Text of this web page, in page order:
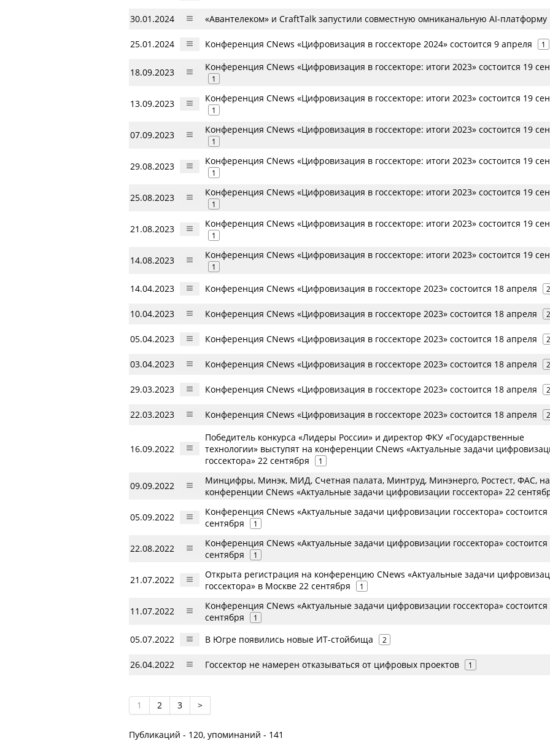
30.01.2024 «Авантелеком» и CraftTalk запустили совместную омниканальную AI-платформу
25.01.2024 Конференция CNews «Цифровизация в госсекторе 2024» состоится 9 апреля 1
18.09.2023 Конференция CNews «Цифровизация в госсекторе: итоги 2023» состоится 19
1
13.09.2023 Конференция CNews «Цифровизация в госсекторе: итоги 2023» состоится 19
1
07.09.2023 Конференция CNews «Цифровизация в госсекторе: итоги 2023» состоится 19
1
29.08.2023 Конференция CNews «Цифровизация в госсекторе: итоги 2023» состоится 19
1
25.08.2023 Конференция CNews «Цифровизация в госсекторе: итоги 2023» состоится 19
1
21.08.2023 Конференция CNews «Цифровизация в госсекторе: итоги 2023» состоится 19
1
14.08.2023 Конференция CNews «Цифровизация в госсекторе: итоги 2023» состоится 19
1
14.04.2023 Конференция CNews «Цифровизация в госсекторе 2023» состоится 18 апреля 2
10.04.2023 Конференция CNews «Цифровизация в госсекторе 2023» состоится 18 апреля 2
05.04.2023 Конференция CNews «Цифровизация в госсекторе 2023» состоится 18 апреля 2
03.04.2023 Конференция CNews «Цифровизация в госсекторе 2023» состоится 18 апреля 2
29.03.2023 Конференция CNews «Цифровизация в госсекторе 2023» состоится 18 апреля 2
22.03.2023 Конференция CNews «Цифровизация в госсекторе 2023» состоится 18 апреля 2
16.09.2022
Победитель конкурса «Лидеры России» и директор ФКУ «Государственные
технологии» выступят на конференции CNews «Актуальные задачи
госсектора» 22 сентября
1
09.09.2022
Минцифры, Минэк, МИД, Счетная палата, Минтруд, Минэнерго, Ростест, ФАС, на
конференции CNews «Актуальные задачи цифровизации госсектора» 22
05.09.2022
Конференция CNews «Актуальные задачи цифровизации госсектора» состоится
сентября
1
22.08.2022
Конференция CNews «Актуальные задачи цифровизации госсектора» состоится
сентября
1
21.07.2022
Открыта регистрация на конференцию CNews «Актуальные задачи
госсектора» в Москве 22 сентября
1
11.07.2022
Конференция CNews «Актуальные задачи цифровизации госсектора» состоится
сентября
1
05.07.2022 В Югре появились новые ИТ-стойбища 2
26.04.2022 Госсектор не намерен отказываться от цифровых проектов 1
1 2 3 >
Публикаций - 120, упоминаний - 141